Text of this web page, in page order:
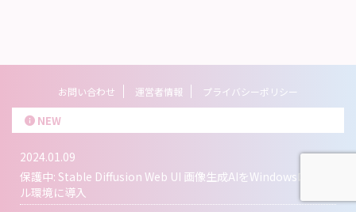
お問い合わせ 運営者情報 プライバシーポリシー
NEW
2024.01.09
保護中: Stable Diffusion Web UI 画像生成AIをWindowsローカ
ル環境に導入